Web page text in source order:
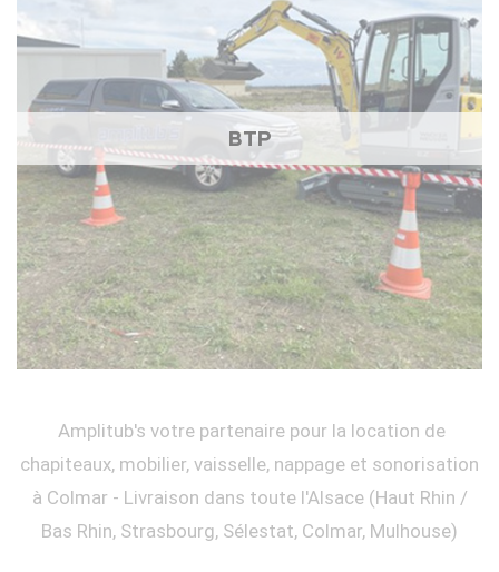
BTP
Amplitub's votre partenaire pour la location de
chapiteaux, mobilier, vaisselle, nappage et sonorisation
à Colmar - Livraison dans toute l'Alsace (Haut Rhin /
Bas Rhin, Strasbourg, Sélestat, Colmar, Mulhouse)